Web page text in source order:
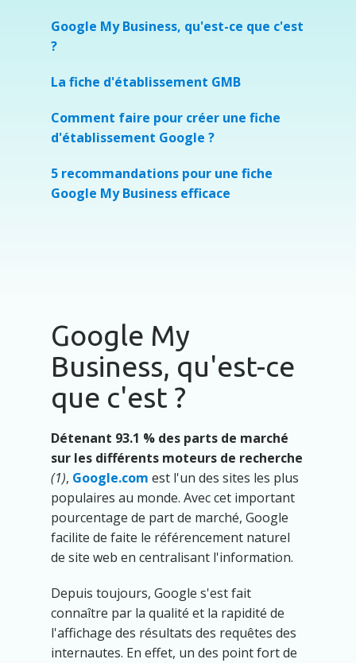
Google My Business, qu'est-ce que c'est
?
La fiche d'établissement GMB
Comment faire pour créer une fiche
d'établissement Google ?
5 recommandations pour une fiche
Google My Business efficace
Google My
Business, qu'est-ce
que c'est ?
Détenant 93.1 % des parts de marché
sur les différents moteurs de recherche
(1), Google.com est l'un des sites les plus
populaires au monde. Avec cet important
pourcentage de part de marché, Google
facilite de faite le référencement naturel
de site web en centralisant l'information.
Depuis toujours, Google s'est fait
connaître par la qualité et la rapidité de
l'affichage des résultats des requêtes des
internautes. En effet, un des point fort de